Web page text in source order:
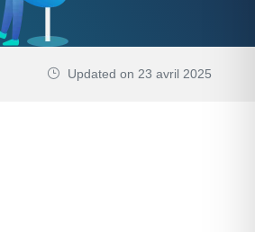
Updated on 23 avril 2025